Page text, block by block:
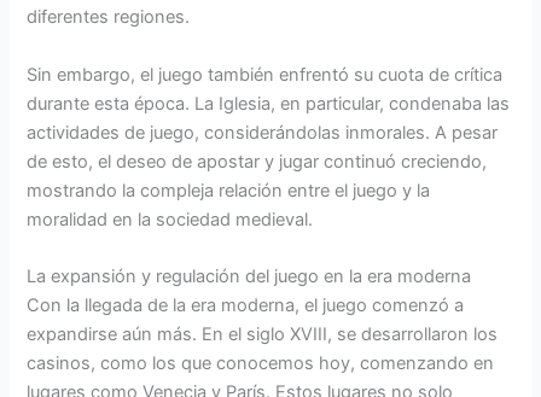
diferentes regiones.
Sin embargo, el juego también enfrentó su cuota de crítica
durante esta época. La Iglesia, en particular, condenaba las
actividades de juego, considerándolas inmorales. A pesar
de esto, el deseo de apostar y jugar continuó creciendo,
mostrando la compleja relación entre el juego y la
moralidad en la sociedad medieval.
La expansión y regulación del juego en la era moderna
Con la llegada de la era moderna, el juego comenzó a
expandirse aún más. En el siglo XVIII, se desarrollaron los
casinos, como los que conocemos hoy, comenzando en
lugares como Venecia y París. Estos lugares no solo